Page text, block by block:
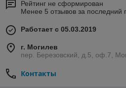
Рейтинг не сформирован
Менее 5 отзывов за последний
Работает с 05.03.2019
г. Могилев
пер. Березовский, д.5, оф.7,
Контакты